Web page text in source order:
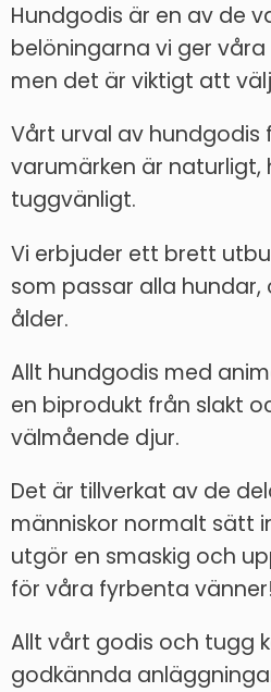
Hundgodis är en av de
belöningarna vi ger
men det är viktigt att
Vårt urval av hundgodis
varumärken är
tuggvänligt.
Vi erbjuder ett brett
som passar alla hundar,
ålder.
Allt hundgodis med
en biprodukt från slakt
välmående djur.
Det är tillverkat av de
människor normalt sätt
utgör en smaskig och
för våra fyrbenta vänner!
Allt vårt godis och tugg
godkännda